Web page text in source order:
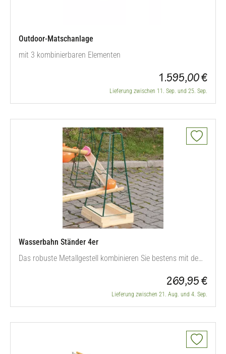
Outdoor-Matschanlage
mit 3 kombinierbaren Elementen
1.595,00 €
Lieferung zwischen 11. Sep. und 25. Sep.
Wasserbahn Ständer 4er
Das robuste Metallgestell kombinieren Sie bestens mit dem
z. B. Schläuche, hängen Flaschen daran auf und stecken
Trichter von oben hinein. Durch seine konische Form steht
der Wasserbahnständer stabil. Unter dem Ständer ist viel
269,95 €
Lieferung zwischen 21. Aug. und 4. Sep.